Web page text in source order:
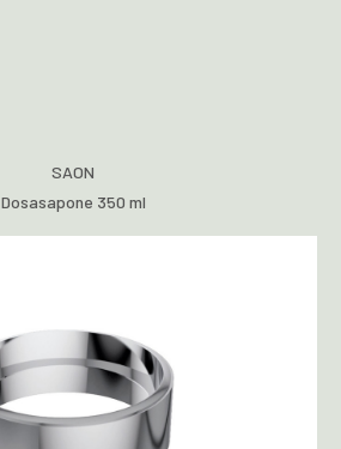
SAON
Dosasapone 350 ml